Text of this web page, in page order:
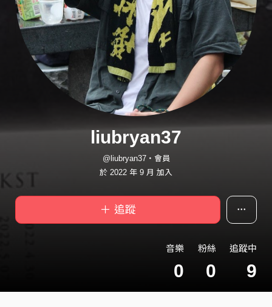
liubryan37
@liubryan37・會員
於 2022 年 9 月 加入
＋ 追蹤
音樂
0
粉絲
0
追蹤中
9